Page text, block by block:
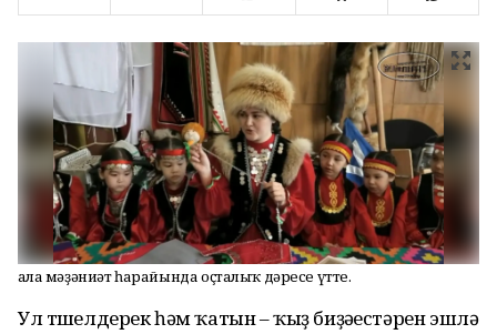
Ҡала мәҙәниәт һарайында оҫталыҡ дәресе үтте.
Ул түшелдерек һәм ҡатын – ҡыҙ биҙәүестәрен эшләү